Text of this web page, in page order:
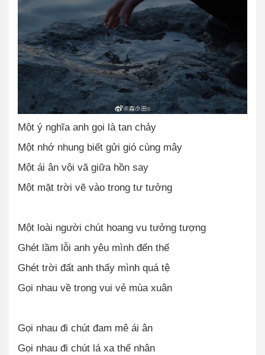
Một ý nghĩa anh gọi là tan chảy
Một nhớ nhung biết gửi gió cùng mây
Một ái ân vội vã giữa hồn say
Một mặt trời vẽ vào trong tư tưởng
Một loài người chút hoang vu tưởng tượng
Ghét lầm lỗi anh yêu mình đến thế
Ghét trời đất anh thấy mình quá tệ
Gọi nhau về trong vui vẻ mùa xuân
Gọi nhau đi chút đam mê ái ân
Gọi nhau đi chút lá xa thế nhân